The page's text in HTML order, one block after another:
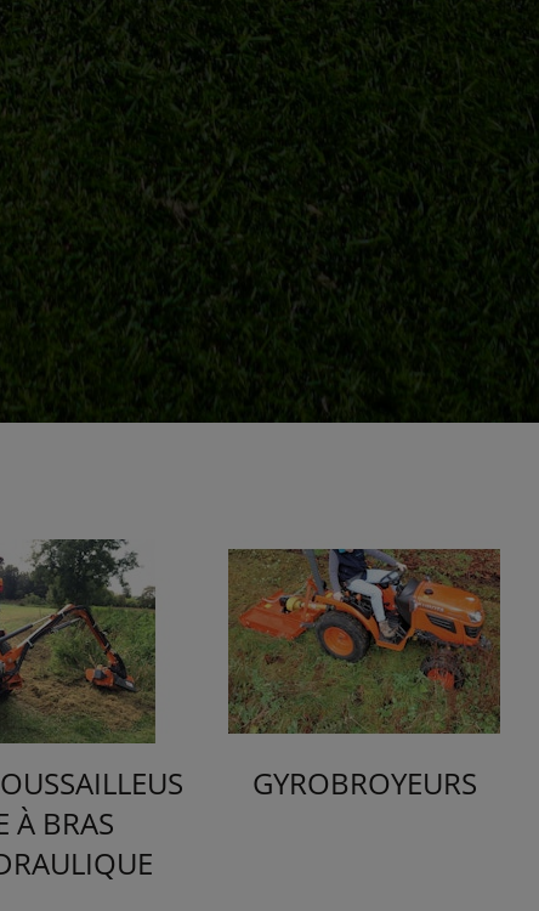
À BRAS
GYROBROYEURS